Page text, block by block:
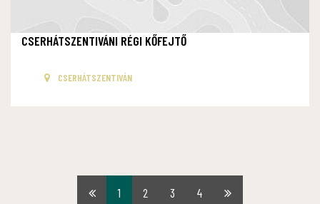
CSERHÁTSZENTIVÁNI RÉGI KŐFEJTŐ
CSERHÁTSZENTIVÁN
Első1 2 3 4
Utolsó